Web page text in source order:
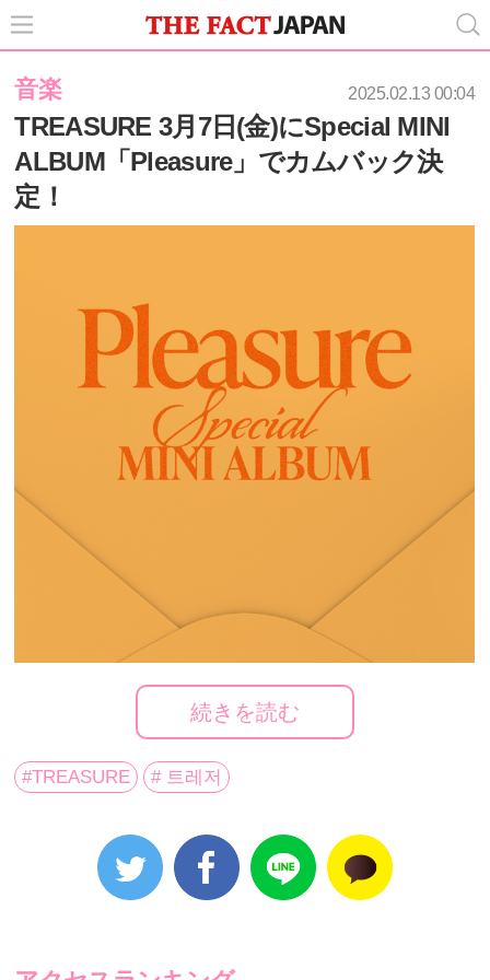
音楽 2025.02.13 00:04
TREASURE 3月7日(金)にSpecial MINI
ALBUM「Pleasure」でカムバック決
定！
続きを読む
#TREASURE # 트레저